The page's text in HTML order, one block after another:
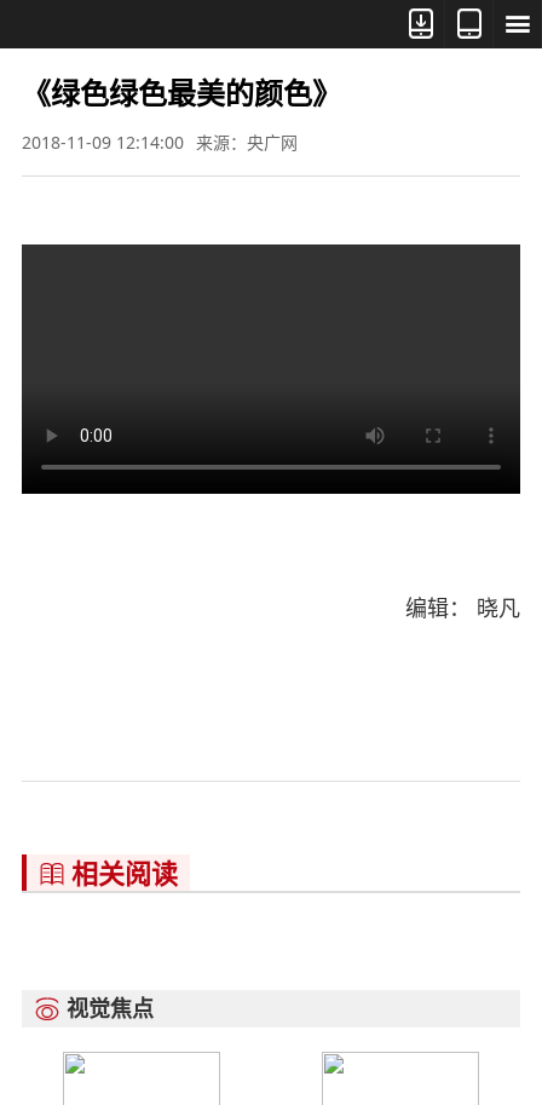



《绿色绿色最美的颜色》
2018-11-09 12:14:00 来源：央广网
编辑： 晓凡
 相关阅读
 视觉焦点